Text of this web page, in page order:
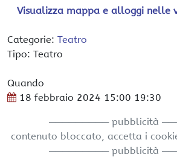
Visualizza mappa e alloggi nelle
Categorie: Teatro
Tipo: Teatro
Quando
18 febbraio 2024 15:00 19:30
───────── pubblicità
contenuto bloccato, accetta i
───────── pubblicità